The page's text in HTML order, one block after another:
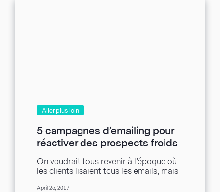
Aller plus loin
5 campagnes d’emailing pour
réactiver des prospects froids
On voudrait tous revenir à l’époque où
les clients lisaient tous les emails, mais
April 25, 2017